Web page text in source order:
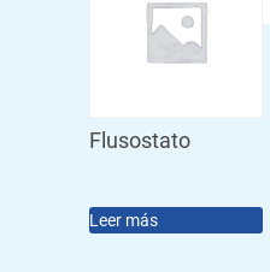
Flusostato
Leer más